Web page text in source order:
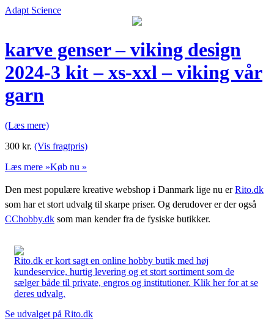
Adapt Science
karve genser – viking design
2024-3 kit – xs-xxl – viking vår
garn
(Læs mere)
300 kr. (Vis fragtpris)
Læs mere »Køb nu »
Den mest populære kreative webshop i Danmark lige nu erRito.dk
som har et stort udvalg til skarpe priser. Og derudover er der også
CChobby.dk som man kender fra de fysiske butikker.
Rito.dk er kort sagt en online hobby butik med høj
kundeservice, hurtig levering og et stort sortiment som de
sælger både til private, engros og institutioner. Klik her for at se
deres udvalg.
Se udvalget på Rito.dk